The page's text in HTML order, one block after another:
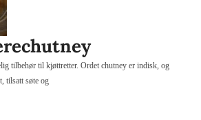
tilbehør til kjøttretter. Ordet chutney er indisk, og
tilsatt søte og